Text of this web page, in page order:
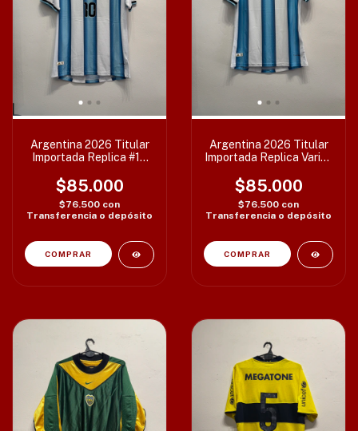
Argentina 2026 Titular
Importada Replica #10
$85.000
$76.500 con
Transferencia o depósito
COMPRAR
Argentina 2026 Titular
Importada Replica Varios
$85.000
$76.500 con
Transferencia o depósito
COMPRAR